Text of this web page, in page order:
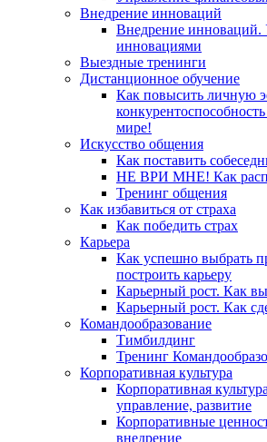
Внедрение инноваций
Внедрение инноваций.
инновациями
Выездные тренинги
Дистанционное обучение
Как повысить личную
мире!
Искусство общения
Как поставить
НЕ ВРИ МНЕ! Как
Тренинг общения
Как избавиться от страха
Как победить страх
Карьера
Как успешно выбрать
построить карьеру
Карьерный рост. Как
Карьерный рост. Как
Командообразование
Тимбилдинг
Тренинг
Корпоративная культура
Корпоративная
управление, развитие
Корпоративные
внедрение